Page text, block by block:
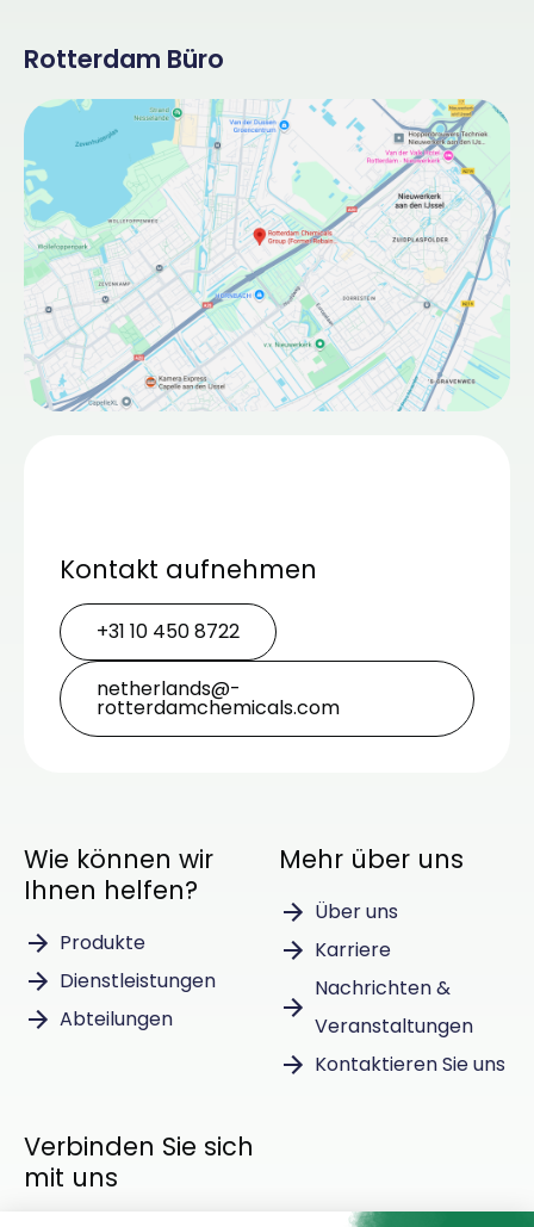
Rotterdam Büro
Kontakt aufnehmen
+31 10 450 8722
netherlands@­
rotterdamchemicals.com
Wie können wir
Ihnen helfen?
Produkte
Dienstleistungen
Abteilungen
Mehr über uns
Über uns
Karriere
Nachrichten &
Veranstaltungen
Kontaktieren Sie uns
Verbinden Sie sich
mit uns